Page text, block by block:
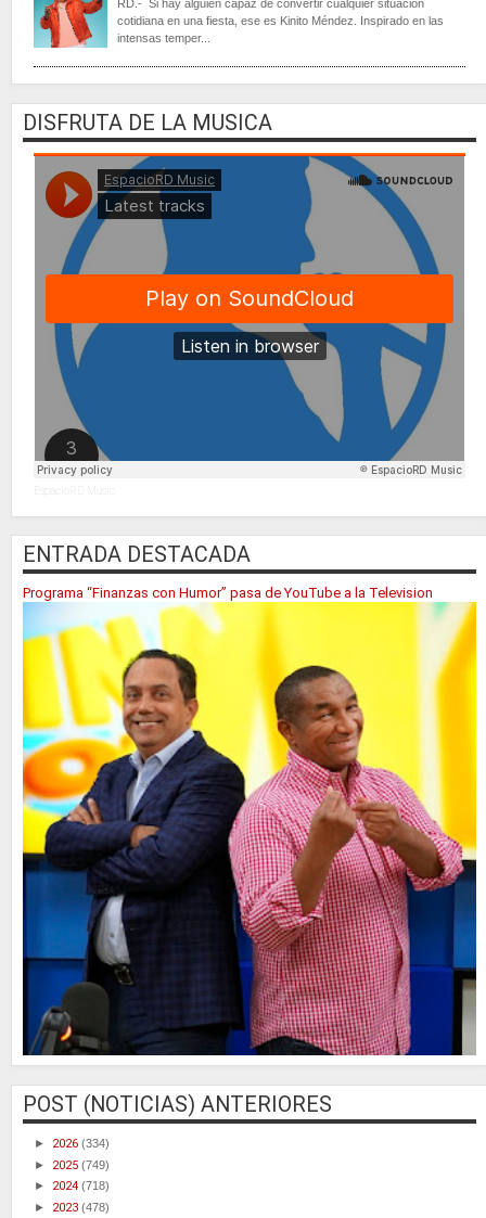
RD.- Si hay alguien capaz de convertir cualquier situación
cotidiana en una fiesta, ese es Kinito Méndez. Inspirado en las
intensas temper...
DISFRUTA DE LA MUSICA
ENTRADA DESTACADA
Programa “Finanzas con Humor” pasa de YouTube a la Television
POST (NOTICIAS) ANTERIORES
► 2026 (334)
► 2025 (749)
► 2024 (718)
► 2023 (478)